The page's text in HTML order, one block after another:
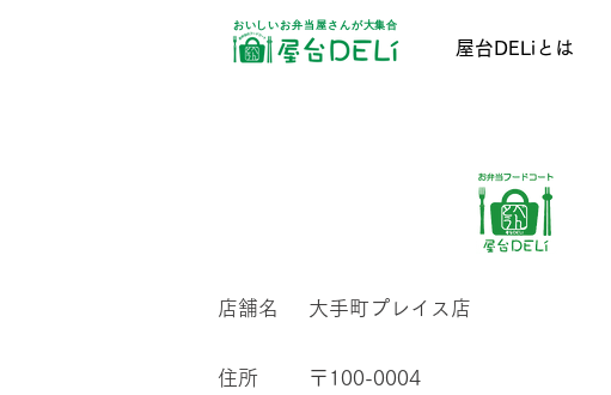
おいしいお弁当屋さんが大集合
屋台DELiとは
店舗名 大手町プレイス店
​住所
〒100-0004